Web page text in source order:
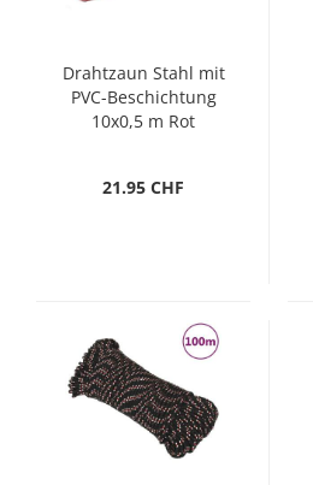
Drahtzaun Stahl mit
PVC-Beschichtung
10x0,5 m Rot
21.95 CHF